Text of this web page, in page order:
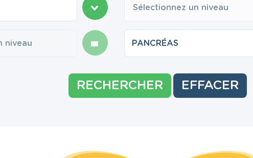
Sélectionnez un niveau
RECHERCHER EFFACER